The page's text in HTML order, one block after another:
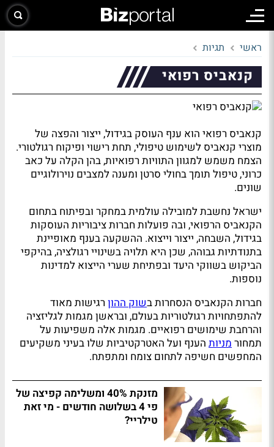
ראשי תגיות
קנאביס רפואי
קנאביס רפואי הוא ענף העוסק בגידול, ייצור והפצה של
מוצרי קנאביס לשימוש טיפולי, תחת רישוי ופיקוח רגולטורי.
הצמח משמש למגוון התוויות רפואיות, בהן הקלה על כאב
כרוני, טיפול תומך בחולי סרטן ומענה למצבים נוירולוגיים
שונים.
ישראל נחשבת למובילה עולמית במחקר ובפיתוח בתחום
הקנאביס הרפואי, ובה פועלות חברות ציבוריות העוסקות
בגידול, השבחה, ייצור וייצוא. ההשקעה בענף מאופיינת
בתנודתיות גבוהה, שכן היא תלויה בשינויי רגולציה, בהיקפי
הביקוש בשווקי היעד ובפתיחת שערי הייצוא למדינות
נוספות.
חברות הקנאביס הנסחרות בשוק ההון רגישות מאוד
להתפתחויות רגולטוריות בעולם, ובראשן מגמות לגליזציה
והרחבת שימושים רפואיים. מגמות אלה משפיעות על
תמחורמניות הענף ועל האטרקטיביות שלו בעיני משקיעים
המחפשים חשיפה לתחום צומח ומתפתח.
מזנקת 40% ומשלימה קפיצה של
פי 4 בשלושה חודשים - מי זאת
טילריי?